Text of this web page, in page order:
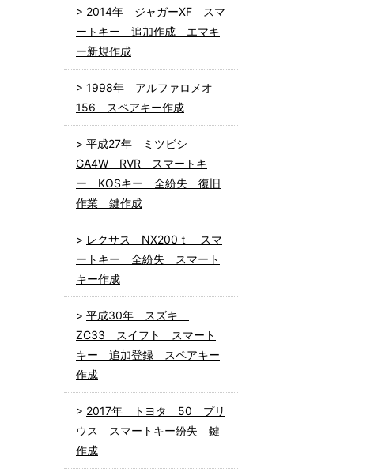
2014年 ジャガーXF スマ
ートキー 追加作成 エマキ
ー新規作成
1998年 アルファロメオ
156 スペアキー作成
平成27年 ミツビシ
GA4W RVR スマートキ
ー KOSキー 全紛失 復旧
作業 鍵作成
レクサス NX200ｔ スマ
ートキー 全紛失 スマート
キー作成
平成30年 スズキ
ZC33 スイフト スマート
キー 追加登録 スペアキー
作成
2017年 トヨタ 50 プリ
ウス スマートキー紛失 鍵
作成